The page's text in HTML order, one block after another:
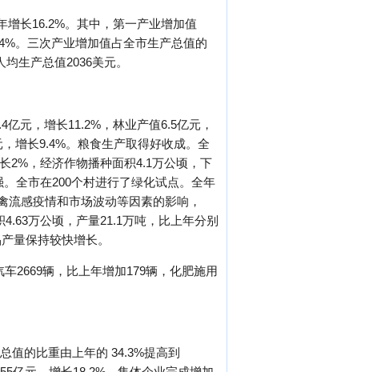
增长16.2%。其中，第一产业增加值
。三次产业增加值占全市生产总值的
生产总值2036美元。
元，增长11.2%，林业产值6.5亿元，
增长9.4%。粮食生产取得好收成。全
2%，经济作物播种面积4.1万公顷，下
全市在200个村进行了绿化试点。全年
感疫情和市场波动等因素的影响，
万公顷，产量21.1万吨，比上年分别
量保持较快增长。
2669辆，比上年增加179辆，化肥施用
值的比重由上年的 34.3%提高到